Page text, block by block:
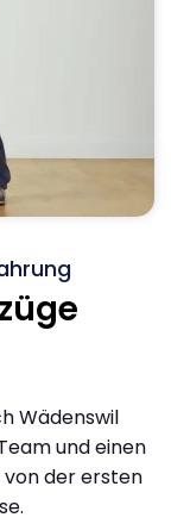
Wädenswil
und einen
von der ersten